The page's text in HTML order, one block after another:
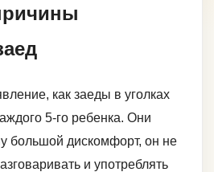
как заеды в уголках
5-го ребенка. Они
большой дискомфорт, он не
и употреблять